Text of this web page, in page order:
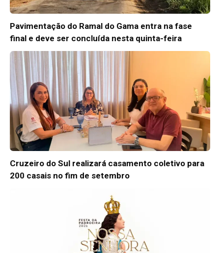
Pavimentação do Ramal do Gama entra na fase
final e deve ser concluída nesta quinta-feira
Cruzeiro do Sul realizará casamento coletivo para
200 casais no fim de setembro